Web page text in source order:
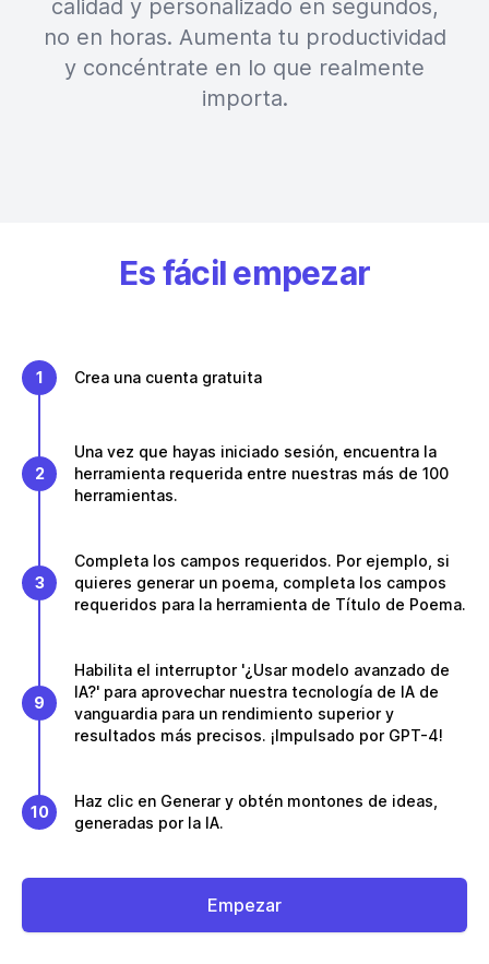
calidad y personalizado en segundos,
no en horas. Aumenta tu productividad
y concéntrate en lo que realmente
importa.
Es fácil empezar
1 Crea una cuenta gratuita
2
Una vez que hayas iniciado sesión, encuentra la
herramienta requerida entre nuestras más de 100
herramientas.
3
Completa los campos requeridos. Por ejemplo, si
quieres generar un poema, completa los campos
requeridos para la herramienta de Título de Poema.
9
Habilita el interruptor '¿Usar modelo avanzado de
IA?' para aprovechar nuestra tecnología de IA de
vanguardia para un rendimiento superior y
resultados más precisos. ¡Impulsado por GPT-4!
10
Haz clic en Generar y obtén montones de ideas,
generadas por la IA.
Empezar